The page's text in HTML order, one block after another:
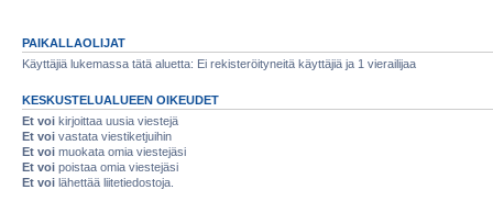
PAIKALLAOLIJAT
Käyttäjiä lukemassa tätä aluetta: Ei rekisteröityneitä käyttäjiä ja 1 vierailijaa
KESKUSTELUALUEEN OIKEUDET
Et voi kirjoittaa uusia viestejä
Et voi vastata viestiketjuihin
Et voi muokata omia viestejäsi
Et voi poistaa omia viestejäsi
Et voi lähettää liitetiedostoja.